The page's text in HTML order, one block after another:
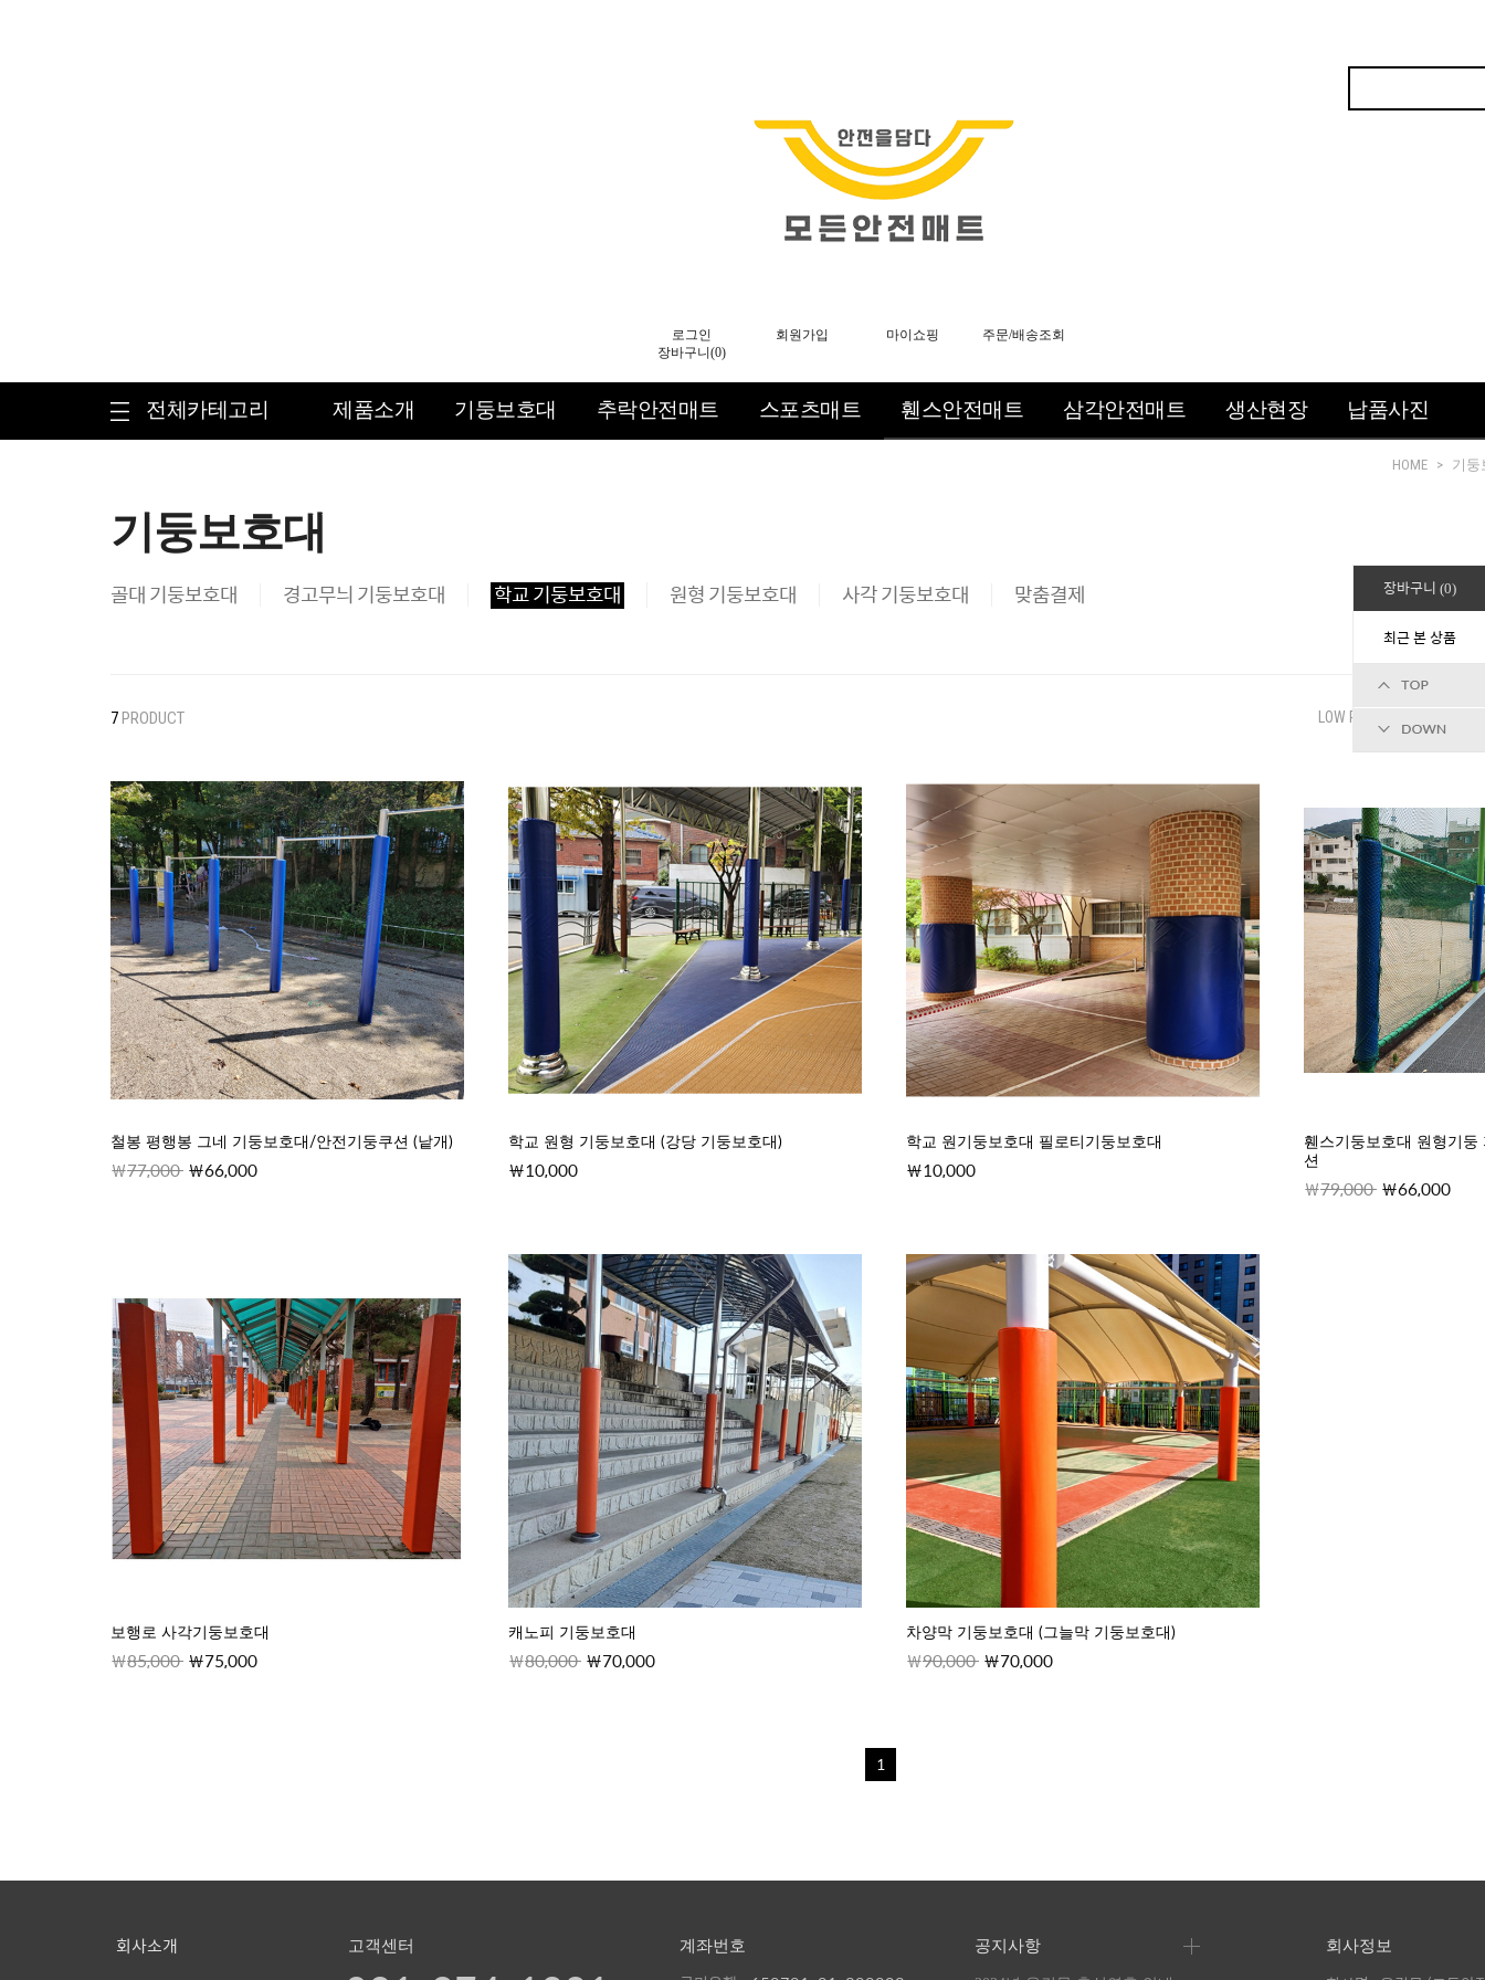
장바구니 0
최근 본 상품
로그인 회원가입 마이쇼핑
주문/배송조회
장바구니(0)
전체카테고리 제품소개 기둥보호대 추락안전매트 스포츠매트 휀스안전매트 삼각안전매트 생산현장 납품사진
HOME > 기둥
기둥보호대
골대 기둥보호대 경고무늬 기둥보호대 학교 기둥보호대 원형 기둥보호대 사각 기둥보호대 맞춤결제
7PRODUCT LOW PRICE
철봉 평행봉 그네 기둥보호대/안전기둥쿠션 (낱개)
77,000 66,000
학교 원형 기둥보호대 (강당 기둥보호대)
10,000
학교 원기둥보호대 필로티기둥보호대
10,000
휀스기둥보호대 원형기
션
79,000 66,000
보행로 사각기둥보호대
85,000 75,000
캐노피 기둥보호대
80,000 70,000
차양막 기둥보호대 (그늘막 기둥보호대)
90,000 70,000
1
회사소개
고객센터 계좌번호 공지사항 회사정보